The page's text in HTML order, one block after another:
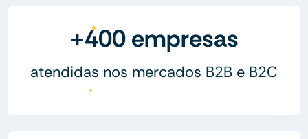
+400 empresas
atendidas nos mercados B2B e B2C